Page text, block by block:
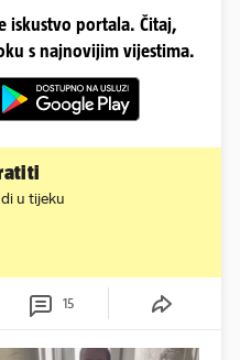
iskustvo portala. Čitaj,
s najnovijim vijestima.
u tijeku
15